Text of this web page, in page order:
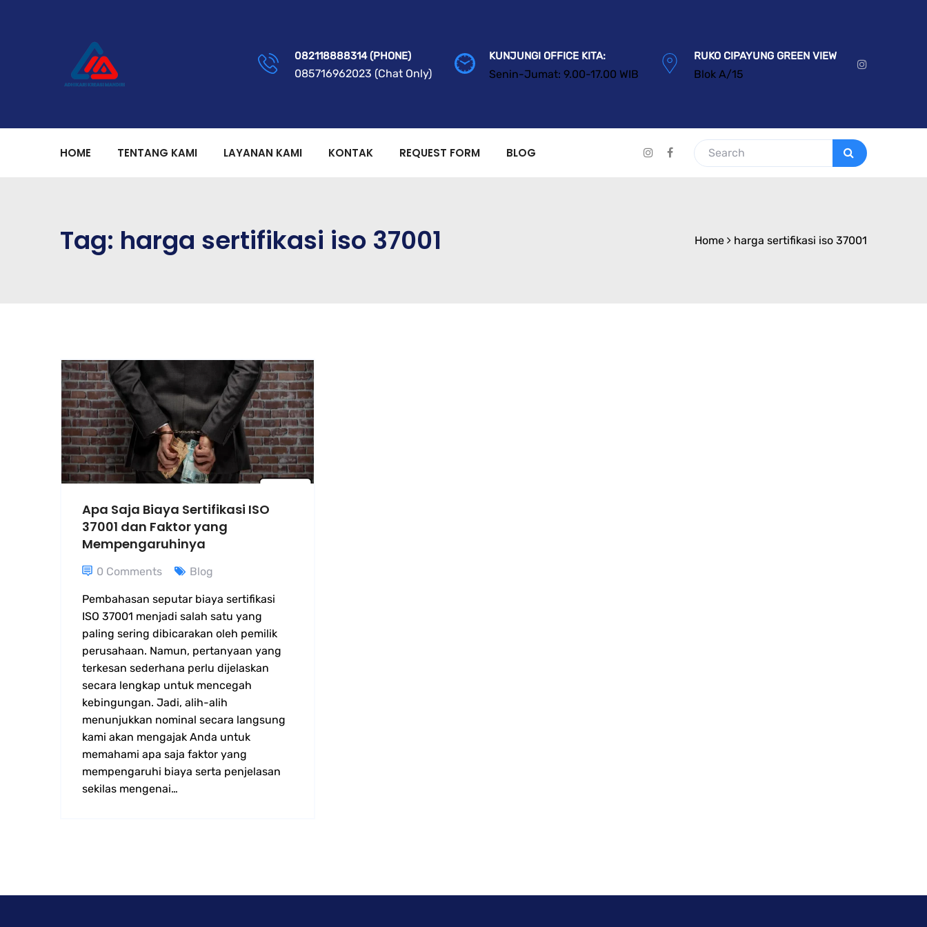
082118888314 (PHONE)
085716962023 (Chat Only)
KUNJUNGI OFFICE KITA:
Senin-Jumat: 9.00-17.00 WIB
RUKO CIPAYUNG GREEN VIEW
Blok A/15
HOME TENTANG KAMI LAYANAN KAMI KONTAK REQUEST FORM BLOG
Tag: harga sertifikasi iso 37001 Home harga sertifikasi iso 37001
Apa Saja Biaya Sertifikasi ISO
37001 dan Faktor yang
Mempengaruhinya
0 Comments Blog
Pembahasan seputar biaya sertifikasi
ISO 37001 menjadi salah satu yang
paling sering dibicarakan oleh pemilik
perusahaan. Namun, pertanyaan yang
terkesan sederhana perlu dijelaskan
secara lengkap untuk mencegah
kebingungan. Jadi, alih-alih
menunjukkan nominal secara langsung
kami akan mengajak Anda untuk
memahami apa saja faktor yang
mempengaruhi biaya serta penjelasan
sekilas mengenai…